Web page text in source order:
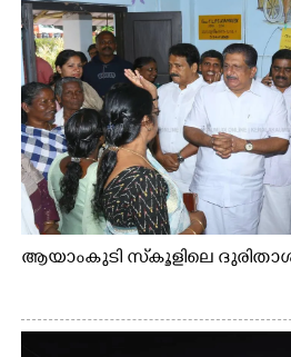
ആയാംകുടി സ്‌കൂളിലെ